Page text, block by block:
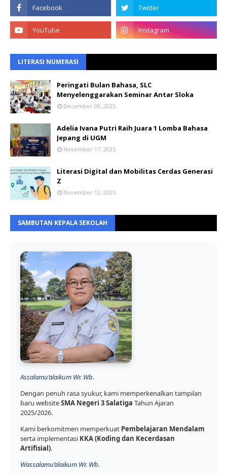
LITERASI NUMERASI
Peringati Bulan Bahasa, SLC
Menyelenggarakan Seminar Antar Sloka
December 09, 2025
Adelia Ivana Putri Raih Juara 1 Lomba Bahasa
Jepang di UGM
November 17, 2025
Literasi Digital dan Mobilitas Cerdas Generasi
Z
November 12, 2025
SAMBUTAN KEPALA SEKOLAH
Assalamu’alaikum Wr. Wb.
Dengan penuh rasa syukur, kami memperkenalkan tampilan
baru websiteSMA Negeri 3 Salatiga Tahun Ajaran
2025/2026.
Kami berkomitmen memperkuat Pembelajaran Mendalam
serta implementasi KKA (Koding dan Kecerdasan
Artifisial).
Wassalamu’alaikum Wr. Wb.